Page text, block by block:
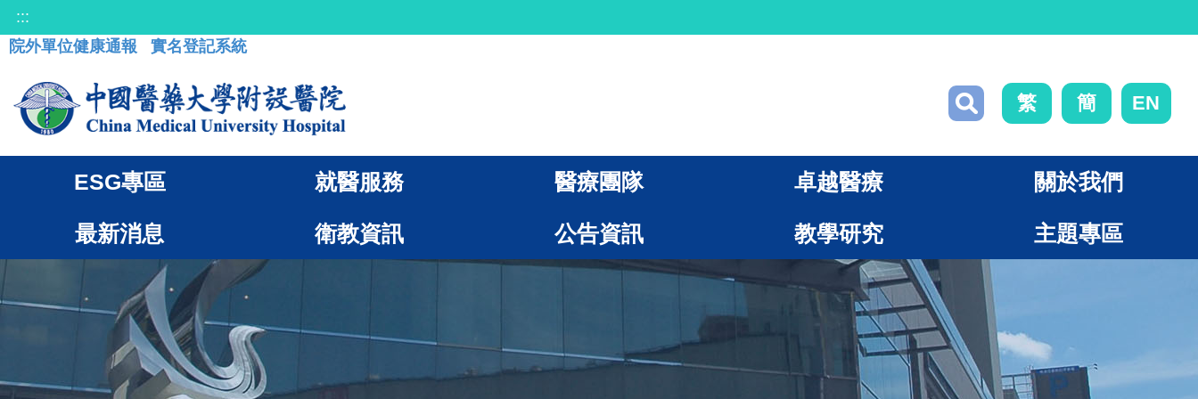
:::
院外單位健康通報
實名登記系統
繁 簡 EN
ESG專區 就醫服務 醫療團隊 卓越醫療 關於我們
最新消息 衛教資訊 公告資訊 教學研究 主題專區